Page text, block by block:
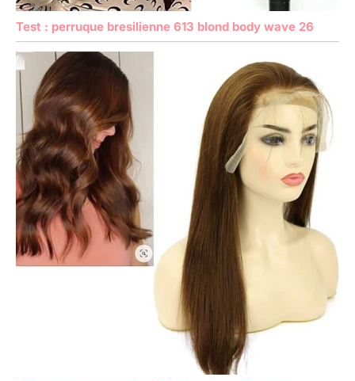
Test : perruque bresilienne 613 blond body wave 26